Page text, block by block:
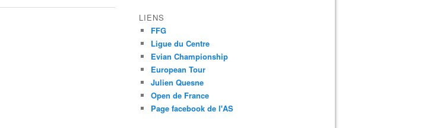
LIENS
FFG
Ligue du Centre
Evian Championship
European Tour
Julien Quesne
Open de France
Page facebook de l'AS